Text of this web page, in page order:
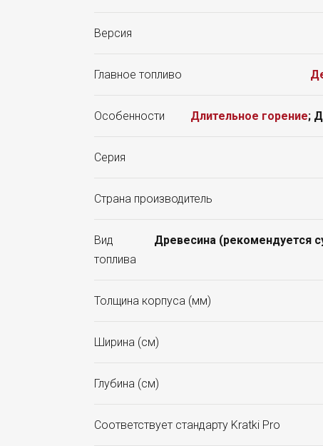
Версия
Главное топливо
Особенности Длительное горение;
Серия
Страна производитель
Вид
топлива
Древесина (рекомендуется
Толщина корпуса (мм)
Ширина (см)
Глубина (см)
Соответствует стандарту Kratki Pro